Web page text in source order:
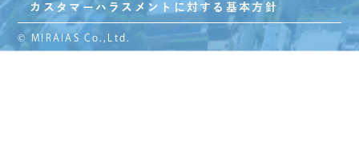
カスタマーハラスメントに対する基本方針
© MIRAIAS Co.,Ltd.